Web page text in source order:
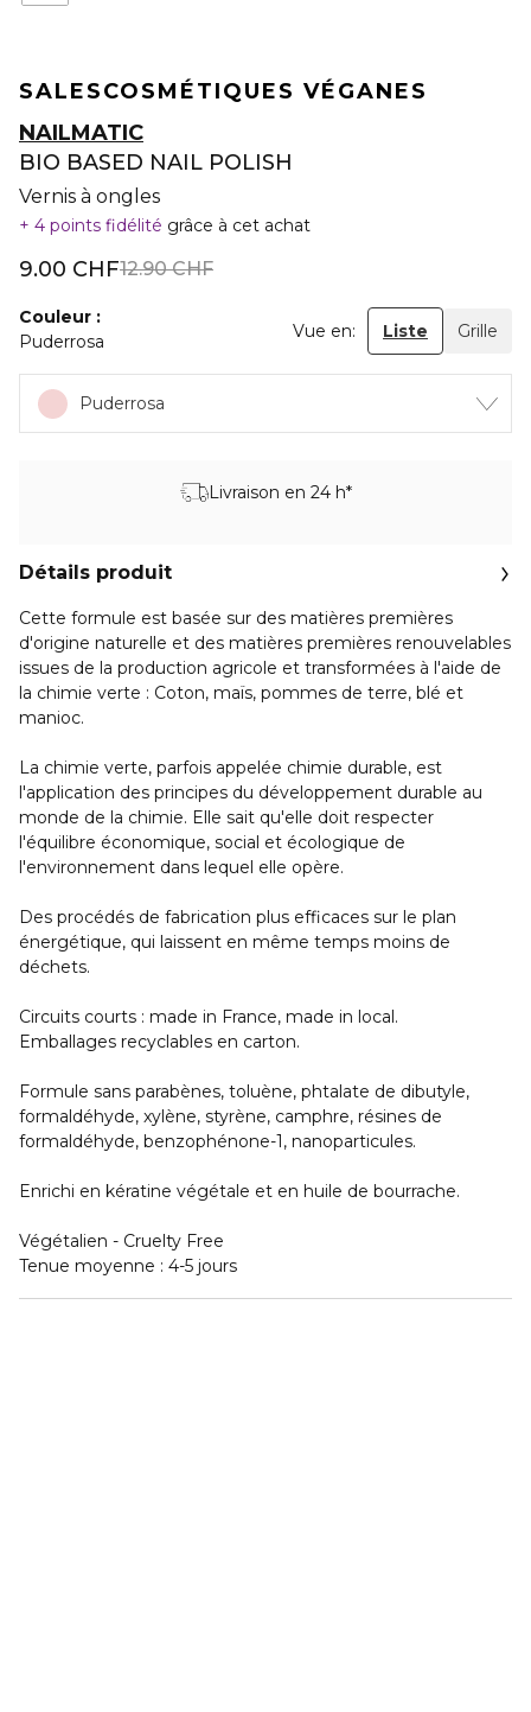
SALESCOSMÉTIQUES VÉGANES
NAILMATIC
BIO BASED NAIL POLISH
Vernis à ongles
4 points fidélité grâce à cet achat
9.00 CHF12.90 CHF
Couleur
Puderrosa
Vue en: Liste Grille
Puderrosa
Livraison en 24 h*
Détails produit
Cette formule est basée sur des matières premières
d'origine naturelle et des matières premières renouvelables
issues de la production agricole et transformées à l'aide de
la chimie verte : Coton, maïs, pommes de terre, blé et
manioc.
La chimie verte, parfois appelée chimie durable, est
l'application des principes du développement durable au
monde de la chimie. Elle sait qu'elle doit respecter
l'équilibre économique, social et écologique de
l'environnement dans lequel elle opère.
Des procédés de fabrication plus efficaces sur le plan
énergétique, qui laissent en même temps moins de
déchets.
Circuits courts : made in France, made in local.
Emballages recyclables en carton.
Formule sans parabènes, toluène, phtalate de dibutyle,
formaldéhyde, xylène, styrène, camphre, résines de
formaldéhyde, benzophénone-1, nanoparticules.
Enrichi en kératine végétale et en huile de bourrache.
Végétalien - Cruelty Free
Tenue moyenne : 4-5 jours